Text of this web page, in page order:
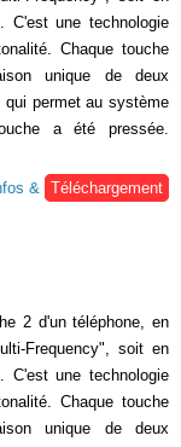
C'est une technologie
Chaque touche
unique de deux
qui permet au système
a été pressée.
&
Téléchargement
2 d'un téléphone, en
Frequency", soit en
C'est une technologie
Chaque touche
unique de deux